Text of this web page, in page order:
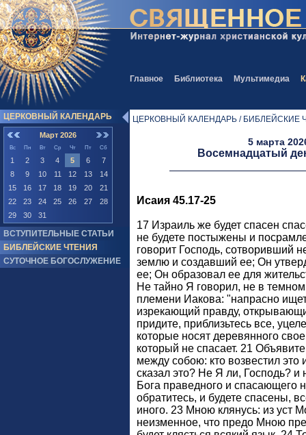
Главное Библиотека Мультимедиа
ЦЕРКОВНЫЙ КАЛЕНДАРЬ
Март 2026
Вс Пн Вт Ср Чт Пт Сб
1 2 3 4 5 6
7
8
9 10 11 12 13
14
15
16 17 18 19 20
21
22
23 24 25 26 27
28
29
30 31
ВСТУПИТЕЛЬНЫЕ СТАТЬИ
БИБЛЕЙСКИЕ ЧТЕНИЯ
СУТОЧНОЕ БОГОСЛУЖЕНИЕ
ЦЕРКОВНЫЙ КАЛЕНДАРЬ / БИБЛЕЙСКИЕ
5 марта
Восемнадцатый
Исаия 45.17-25
17 Израиль же будет спасен
не будете постыжены и
говорит Господь, сотворивший
землю и создавший ее; Он
ее; Он образовал ее для
Не тайно Я говорил, не в
племени Иакова: "напрасно
изрекающий правду,
придите, приблизьтесь все,
которые носят деревянного
который не спасает. 21
между собою: кто возвестил
сказал это? Не Я ли, Господь? и
Бога праведного и спасающего
обратитесь, и будете спасены,
иного. 23 Мною клянусь: из уст
неизменное, что предо Мною